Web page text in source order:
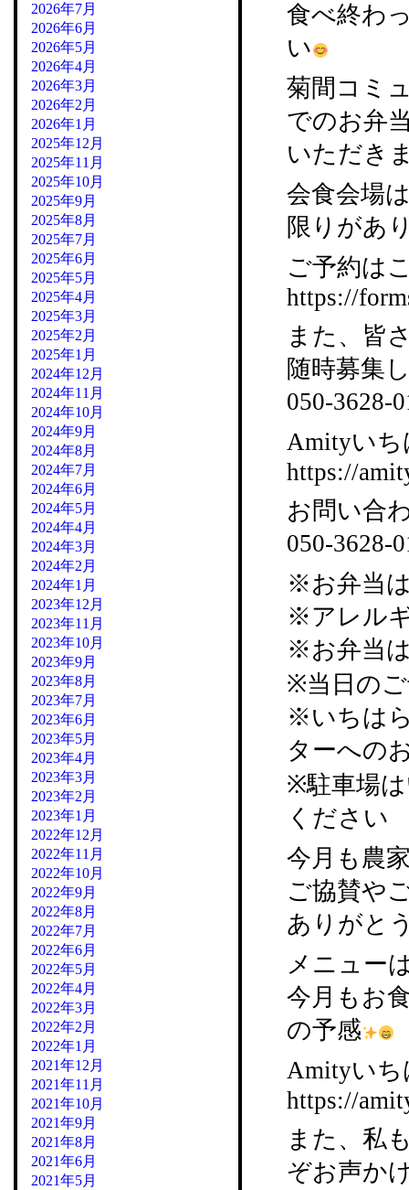
食べ終わ
い
菊間コミ
でのお弁
いただき
会食会場
限りがあ
ご予約は
https://
また、皆
随時募集
050-3628-
Amityいち
https://
お問い合
050-3628-
※お弁当
※アレル
※お弁当
※当日の
※いちは
ターへの
※駐車場
ください
今月も農
ご協賛や
ありがと
メニュー
今月もお
の予感
Amityいち
https://
また、私
ぞお声か
2026年7月
2026年6月
2026年5月
2026年4月
2026年3月
2026年2月
2026年1月
2025年12月
2025年11月
2025年10月
2025年9月
2025年8月
2025年7月
2025年6月
2025年5月
2025年4月
2025年3月
2025年2月
2025年1月
2024年12月
2024年11月
2024年10月
2024年9月
2024年8月
2024年7月
2024年6月
2024年5月
2024年4月
2024年3月
2024年2月
2024年1月
2023年12月
2023年11月
2023年10月
2023年9月
2023年8月
2023年7月
2023年6月
2023年5月
2023年4月
2023年3月
2023年2月
2023年1月
2022年12月
2022年11月
2022年10月
2022年9月
2022年8月
2022年7月
2022年6月
2022年5月
2022年4月
2022年3月
2022年2月
2022年1月
2021年12月
2021年11月
2021年10月
2021年9月
2021年8月
2021年6月
2021年5月